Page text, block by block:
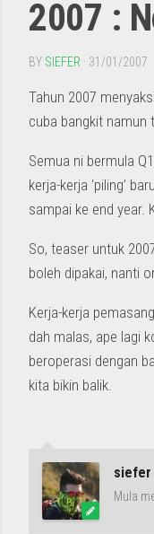
2007 :
BY SIEFER · 31/01/2007
Tahun 2007
cuba bangkit namun
Semua ni bermula
kerja-kerja ‘piling’
sampai ke end year.
So, teaser untuk
boleh dipakai, nanti
Kerja-kerja
dah malas, ape lagi
beroperasi dengan
kita bikin balik.
siefer
Mula